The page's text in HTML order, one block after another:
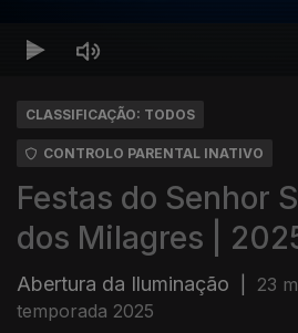
CLASSIFICAÇÃO: TODOS
CONTROLO PARENTAL INATIVO
Festas do Senhor
dos Milagres |
Abertura da Iluminação 23
temporada 2025